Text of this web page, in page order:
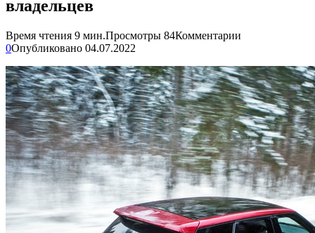
владельцев
Время чтения 9 мин.Просмотры 84Комментарии
0Опубликовано 04.07.2022